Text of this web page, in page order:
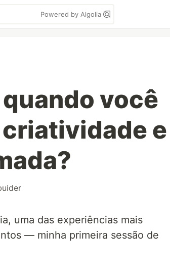
Powered by Algolia
você
e
uma das experiências mais
— minha primeira sessão de